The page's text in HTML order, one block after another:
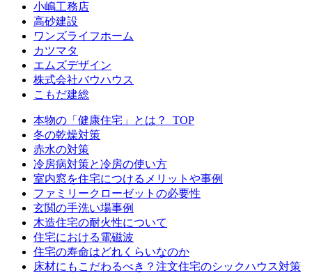
小嶋工務店
高砂建設
ワンズライフホーム
カツマタ
エムズデザイン
株式会社バウハウス
こもだ建総
本物の「健康住宅」とは？_TOP
冬の乾燥対策
赤水の対策
冷房病対策と冷房の使い方
室内窓を住宅につけるメリットや事例
ファミリークローゼットの必要性
玄関の手洗い場事例
木造住宅の耐火性について
住宅における電磁波
住宅の寿命はどれくらいなのか
床材にもこだわるべき？注文住宅のシックハウス対策